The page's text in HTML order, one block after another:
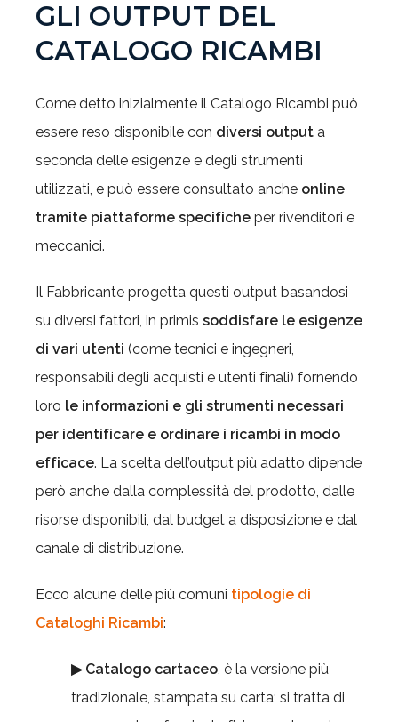
GLI OUTPUT DEL
CATALOGO RICAMBI
Come detto inizialmente il Catalogo Ricambi può
essere reso disponibile con diversi output a
seconda delle esigenze e degli strumenti
utilizzati, e può essere consultato anche online
tramite piattaforme specifiche per rivenditori e
meccanici.
Il Fabbricante progetta questi output basandosi
su diversi fattori, in primis soddisfare le esigenze
di vari utenti (come tecnici e ingegneri,
responsabili degli acquisti e utenti finali) fornendo
loro le informazioni e gli strumenti necessari
per identificare e ordinare i ricambi in modo
efficace. La scelta dell’output più adatto dipende
però anche dalla complessità del prodotto, dalle
risorse disponibili, dal budget a disposizione e dal
canale di distribuzione.
Ecco alcune delle più comuni tipologie di
Cataloghi Ricambi:
▶ Catalogo cartaceo, è la versione più
tradizionale, stampata su carta; si tratta di